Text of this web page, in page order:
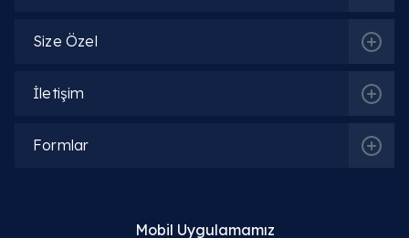
Size Özel
İletişim
Formlar
Mobil Uygulamamız